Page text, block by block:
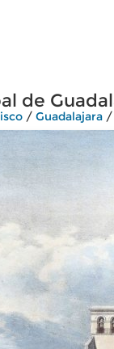
de
/ Guadalajara /